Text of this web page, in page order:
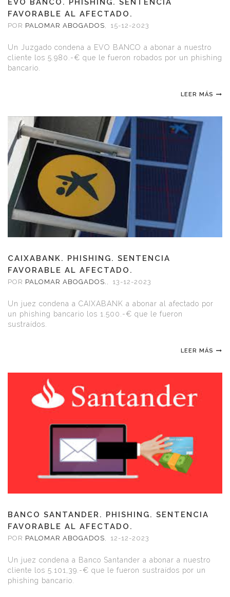
EVO BANCO. PHISHING. SENTENCIA
FAVORABLE AL AFECTADO.
POR PALOMAR ABOGADOS, 15-12-2023
Un Juzgado condena a EVO BANCO a abonar a nuestro
cliente los 5.980.-€ que le fueron robados por un phishing
bancario.
LEER MÁS
CAIXABANK. PHISHING. SENTENCIA
FAVORABLE AL AFECTADO.
POR PALOMAR ABOGADOS. , 13-12-2023
Un juez condena a CAIXABANK a abonar al afectado por
un phishing bancario los 1.500.-€ que le fueron
sustraídos.
LEER MÁS
BANCO SANTANDER. PHISHING. SENTENCIA
FAVORABLE AL AFECTADO.
POR PALOMAR ABOGADOS, 12-12-2023
Un juez condena a Banco Santander a abonar a nuestro
cliente los 5.101,39.-€ que le fueron sustraídos por un
phishing bancario.